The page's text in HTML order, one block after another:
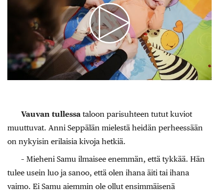
Vauvan tullessa taloon parisuhteen tutut kuviot
muuttuvat. Anni Seppälän mielestä heidän perheessään
on nykyisin erilaisia kivoja hetkiä.
– Mieheni Samu ilmaisee enemmän, että tykkää. Hän
tulee usein luo ja sanoo, että olen ihana äiti tai ihana
vaimo. Ei Samu aiemmin ole ollut ensimmäisenä